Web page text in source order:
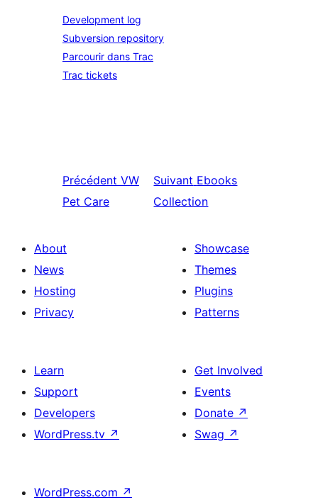
Development log
Subversion repository
Parcourir dans Trac
Trac tickets
Précédent VW
Pet Care
Suivant Ebooks
Collection
About
News
Hosting
Privacy
Showcase
Themes
Plugins
Patterns
Learn
Support
Developers
WordPress.tv ↗
Get Involved
Events
Donate ↗
Swag ↗
WordPress.com ↗